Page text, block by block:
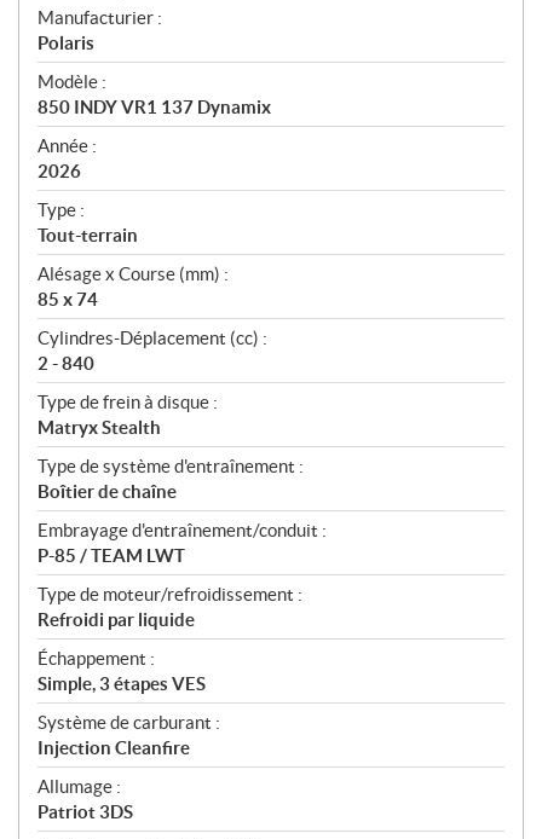
S
p
é
c
i
f
i
c
a
t
i
o
n
s
Manufacturier :
Polaris
Modèle :
850 INDY VR1 137 Dynamix
Année :
2026
Type :
Tout-terrain
Alésage x Course (mm) :
85 x 74
Cylindres-Déplacement (cc) :
2 - 840
Type de frein à disque :
Matryx Stealth
Type de système d'entraînement :
Boîtier de chaîne
Embrayage d'entraînement/conduit :
P-85 / TEAM LWT
Type de moteur/refroidissement :
Refroidi par liquide
Échappement :
Simple, 3 étapes VES
Système de carburant :
Injection Cleanfire
Allumage :
Patriot 3DS